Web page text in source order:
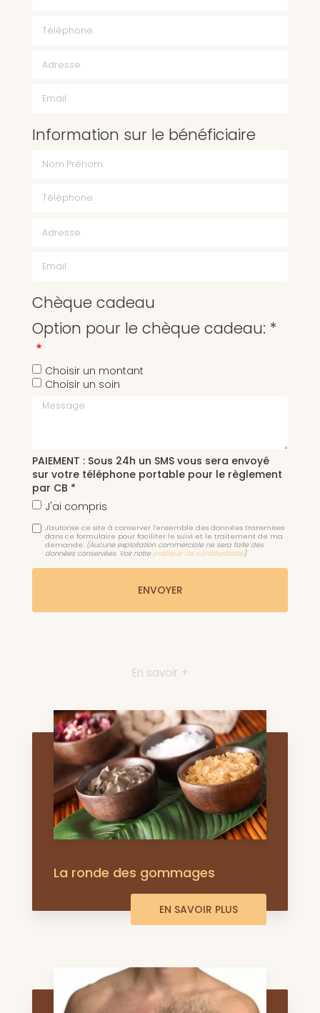
Information sur le bénéficiaire
Chèque cadeau
Option pour le chèque cadeau: *
Choisir un montant
Choisir un soin
Message
PAIEMENT : Sous 24h un SMS vous sera envoyé
sur votre téléphone portable pour le règlement
par CB *
J'ai compris
J'autorise ce site à conserver l'ensemble des données transmises
dans ce formulaire pour faciliter le suivi et le traitement de ma
demande. (Aucune exploitation commerciale ne sera faite des
données conservées. Voir notre politique de confidentialité)
En savoir +
La ronde des gommages
EN SAVOIR PLUS